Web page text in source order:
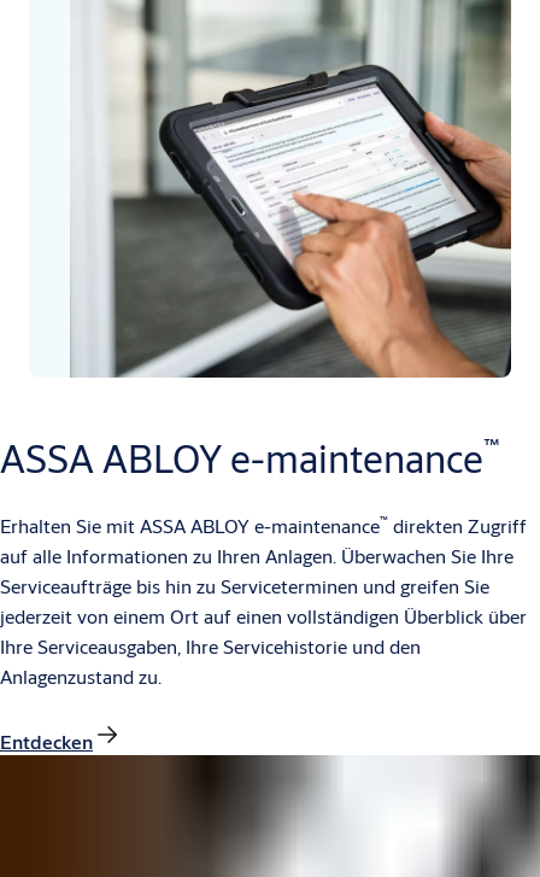
ASSA ABLOY e-maintenance™
Erhalten Sie mit ASSA ABLOY e-maintenance™ direkten Zugriff
auf alle Informationen zu Ihren Anlagen. Überwachen Sie Ihre
Serviceaufträge bis hin zu Serviceterminen und greifen Sie
jederzeit von einem Ort auf einen vollständigen Überblick über
Ihre Serviceausgaben, Ihre Servicehistorie und den
Anlagenzustand zu.
Entdecken